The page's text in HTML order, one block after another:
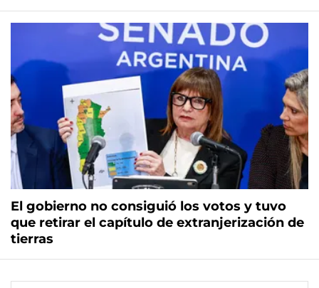
El gobierno no consiguió los votos y tuvo
que retirar el capítulo de extranjerización de
tierras